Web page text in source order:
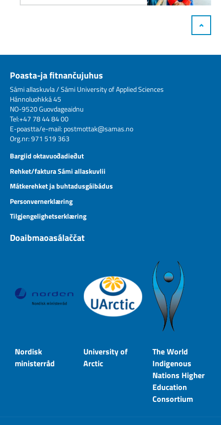
Poasta-ja fitnančujuhus
Sámi allaskuvla / Sámi University of Applied Sciences
Hánnoluohkká 45
NO-9520 Guovdageaidnu
Tel:+47 78 44 84 00
E-poastta/e-mail:postmottak@samas.no
Org.nr: 971 519 363
Bargiid oktavuođadieđut
Rehket/faktura Sámi allaskuvlii
Mátkerehket ja buhtadusgáibádus
Personvernerklæring
Tilgjengelighetserklæring
Doaibmaoasálaččat
Nordisk
ministerråd
University of
Arctic
The World
Indigenous
Nations Higher
Education
Consortium